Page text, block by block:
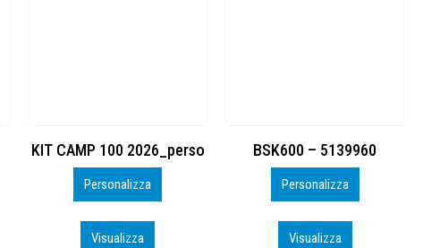
BSK600 – 5139960
Personalizza
Visualizza
DTF
Personalizza
Visualizza